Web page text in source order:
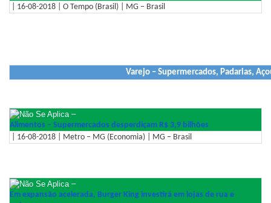
| 16-08-2018 | O Tempo (Brasil) | MG – Brasil
Varejo – Supermercados, Padarias,
–
Alimentos – Supermercados desperdiçam R$ 3,9 bilhões
| 16-08-2018 | Metro – MG (Economia) | MG – Brasil
–
Em expansão acelerada, Burger King investirá em lojas de rua e